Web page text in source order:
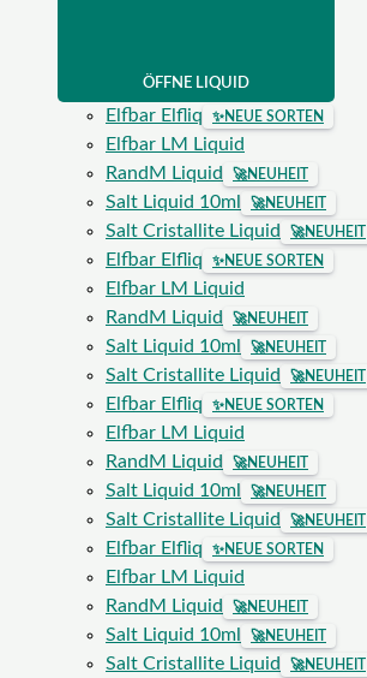
ÖFFNE LIQUID
Elfbar Elfliq ✨NEUE SORTEN
Elfbar LM Liquid
RandM Liquid
🚀NEUHEIT
Salt Liquid 10ml 🚀NEUHEIT
Salt Cristallite Liquid 🚀NEUHEIT
Elfbar Elfliq ✨NEUE SORTEN
Elfbar LM Liquid
RandM Liquid
🚀NEUHEIT
Salt Liquid 10ml 🚀NEUHEIT
Salt Cristallite Liquid 🚀NEUHEIT
Elfbar Elfliq ✨NEUE SORTEN
Elfbar LM Liquid
RandM Liquid
🚀NEUHEIT
Salt Liquid 10ml 🚀NEUHEIT
Salt Cristallite Liquid 🚀NEUHEIT
Elfbar Elfliq ✨NEUE SORTEN
Elfbar LM Liquid
RandM Liquid
🚀NEUHEIT
Salt Liquid 10ml 🚀NEUHEIT
Salt Cristallite Liquid 🚀NEUHEIT